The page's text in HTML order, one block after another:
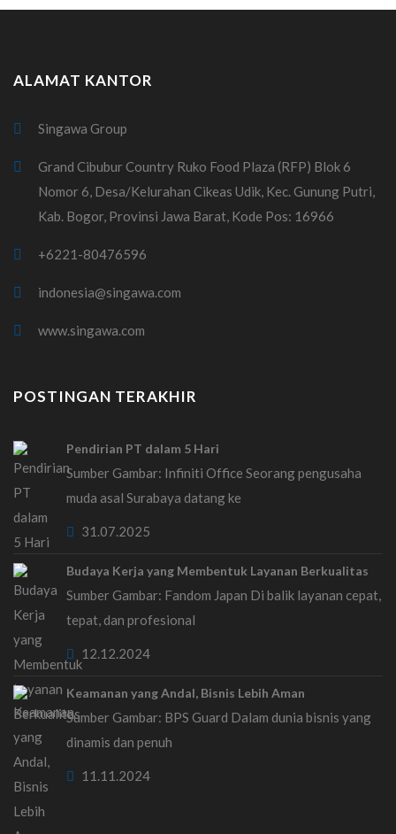
ALAMAT KANTOR
Singawa Group
Grand Cibubur Country Ruko Food Plaza (RFP) Blok 6
Nomor 6, Desa/Kelurahan Cikeas Udik, Kec. Gunung Putri,
Kab. Bogor, Provinsi Jawa Barat, Kode Pos: 16966
+6221-80476596
indonesia@singawa.com
www.singawa.com
POSTINGAN TERAKHIR
Pendirian PT dalam 5 Hari
Sumber Gambar: Infiniti Office Seorang pengusaha
muda asal Surabaya datang ke
31.07.2025
Budaya Kerja yang Membentuk Layanan Berkualitas
Sumber Gambar: Fandom Japan Di balik layanan cepat,
tepat, dan profesional
12.12.2024
Keamanan yang Andal, Bisnis Lebih Aman
Sumber Gambar: BPS Guard Dalam dunia bisnis yang
dinamis dan penuh
11.11.2024